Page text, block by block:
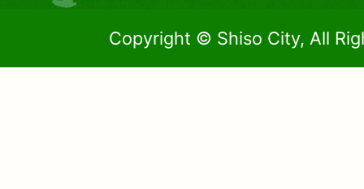
Copyright © Shiso City, All